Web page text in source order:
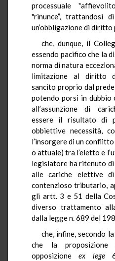
processuale
"rinunce”, trattandosi
un’obbligazione di diritto
che, dunque, il
essendo pacifico che la
norma di natura
limitazione al diritto
sancito proprio dal
potendo porsi in
all’assunzione di
essere il risultato di
obbiettive necessità,
l’insorgere di un
o attuale) tra l’eletto e
legislatore ha ritenuto di
alle cariche elettive
contenzioso tributario,
gli artt. 3 e 51 della
diverso trattamento
dalla legge n. 689 del
che, infine, secondo
che la
opposizioneex lege